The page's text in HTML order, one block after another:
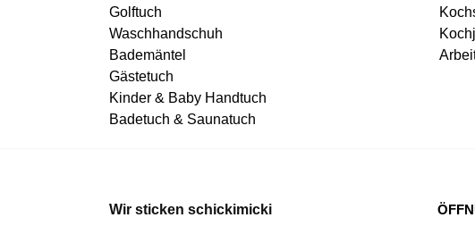
Golftuch
Waschhandschuh
Bademäntel
Gästetuch
Kinder & Baby Handtuch
Badetuch & Saunatuch
Wir sticken schickimicki